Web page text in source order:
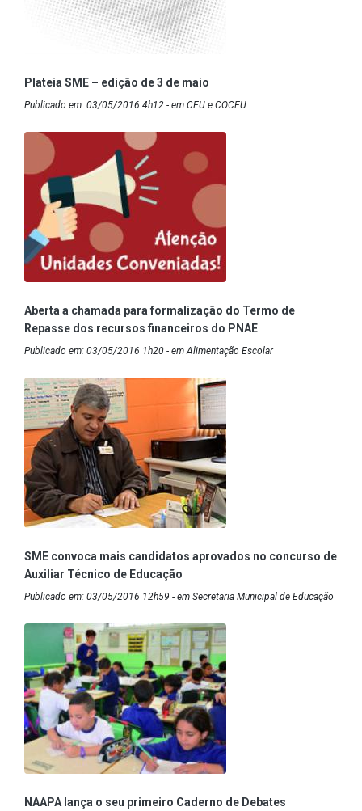
Plateia SME – edição de 3 de maio
Publicado em: 03/05/2016 4h12 - em CEU e COCEU
Aberta a chamada para formalização do Termo de
Repasse dos recursos financeiros do PNAE
Publicado em: 03/05/2016 1h20 - em Alimentação Escolar
SME convoca mais candidatos aprovados no concurso de
Auxiliar Técnico de Educação
Publicado em: 03/05/2016 12h59 - em Secretaria Municipal de Educação
NAAPA lança o seu primeiro Caderno de Debates